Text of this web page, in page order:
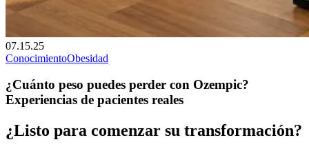
07.15.25
ConocimientoObesidad
¿Cuánto peso puedes perder con Ozempic?
Experiencias de pacientes reales
¿Listo para comenzar su transformación?